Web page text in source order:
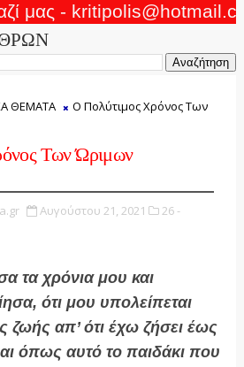
μας -
ΘΕΜΑΤΑ
Ο Πολύτιμος Χρόνος Των
Των Ώριμων
Αυγούστου 21, 2021
26 -
τα χρόνια μου και
ότι μου υπολείπεται
ζωής απ’ ότι έχω ζήσει έως
όπως αυτό το παιδάκι που